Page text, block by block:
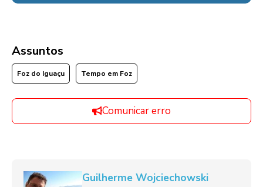
Assuntos
Foz do Iguaçu Tempo em Foz
Comunicar erro
Guilherme Wojciechowski